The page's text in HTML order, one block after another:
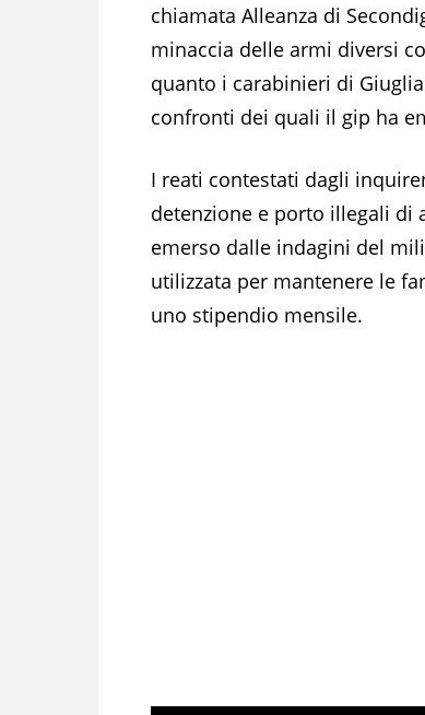
chiamata Alleanza di
minaccia delle armi diversi
quanto i carabinieri di
confronti dei quali il gip ha
I reati contestati dagli
detenzione e porto illegali di
emerso dalle indagini del
utilizzata per mantenere le
uno stipendio mensile.